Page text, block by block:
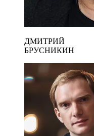
ДМИТРИЙ
БРУСНИКИН